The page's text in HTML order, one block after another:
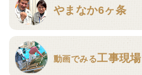
やまなか6ヶ条
動画でみる工事現場